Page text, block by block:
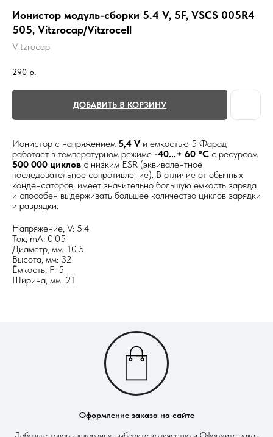
Ионистор модуль-сборки 5.4 V, 5F, VSCS 005R4
505, Vitzrocap/Vitzrocell
Vitzrocap
290 р.
ДОБАВИТЬ В КОРЗИНУ
Ионистор с напряжением 5,4 V и емкостью 5 Фарад
работает в температурном режиме -40...+ 60 °С с ресурсом
500 000 циклов с низким ESR (эквивалентное
последовательное сопротивление). В отличие от обычных
конденсаторов, имеет значительно большую емкость заряда
и способен выдерживать большее количество циклов зарядки
и разрядки.
Напряжение, V: 5.4
Ток, mА: 0.05
Диаметр, мм: 10.5
Высота, мм: 32
Ёмкость, F: 5
Ширина, мм: 21
Оформление заказа на сайте